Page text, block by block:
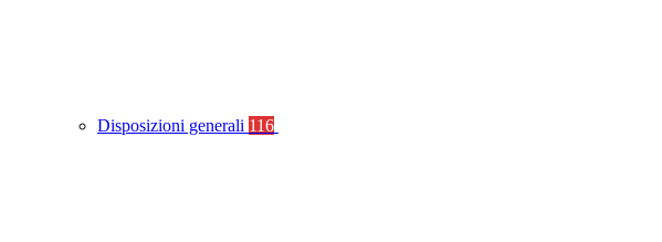
Disposizioni generali 116